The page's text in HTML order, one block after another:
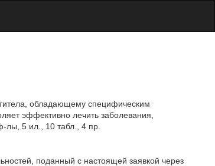
обладающему специфическим
эффективно лечить заболевания,
5 ил., 10 табл., 4 пр.
поданный с настоящей заявкой через